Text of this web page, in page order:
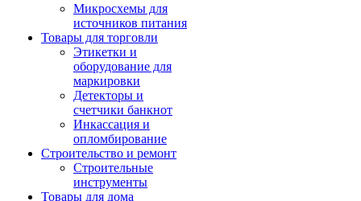
Микросхемы для
источников питания
Товары для торговли
Этикетки и
оборудование для
маркировки
Детекторы и
счетчики банкнот
Инкассация и
опломбирование
Строительство и ремонт
Строительные
инструменты
Товары для дома